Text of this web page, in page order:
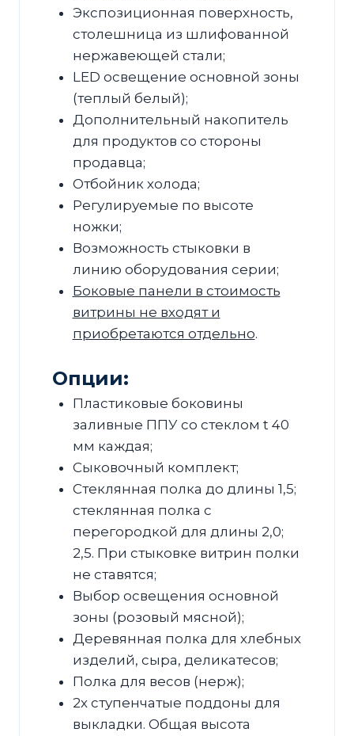
Экспозиционная поверхность,
столешница из шлифованной
нержавеющей стали;
LED освещение основной зоны
(теплый белый);
Дополнительный накопитель
для продуктов со стороны
продавца;
Отбойник холода;
Регулируемые по высоте
ножки;
Возможность стыковки в
линию оборудования серии;
Боковые панели в стоимость
витрины не входят и
приобретаются отдельно.
Опции:
Пластиковые боковины
заливные ППУ со стеклом t 40
мм каждая;
Сыковочный комплект;
Стеклянная полка до длины 1,5;
стеклянная полка с
перегородкой для длины 2,0;
2,5. При стыковке витрин полки
не ставятся;
Выбор освещения основной
зоны (розовый мясной);
Деревянная полка для хлебных
изделий, сыра, деликатесов;
Полка для весов (нерж);
2х ступенчатые поддоны для
выкладки. Общая высота